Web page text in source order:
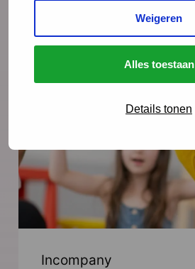
Weigeren
Alles toestaan
Details tonen
Incompany